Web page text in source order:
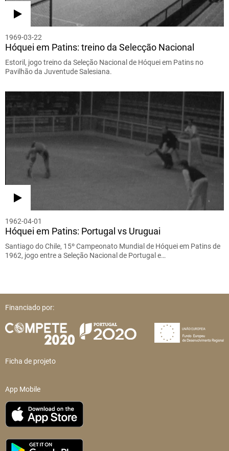
1969-03-22
Hóquei em Patins: treino da Selecção Nacional
Estoril, jogo treino da Seleção Nacional de Hóquei em Patins no
Pavilhão da Juventude Salesiana.
1962-04-01
Hóquei em Patins: Portugal vs Uruguai
Santiago do Chile, 15º Campeonato Mundial de Hóquei em Patins de
1962, jogo entre a Seleção Nacional de Portugal e…
Financiado por:
Ficha de projeto
App Mobile